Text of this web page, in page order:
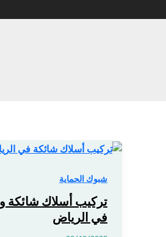
شبوك الحماية
تركيب أسلاك شائكة
في الرياض
تركيب
شائكة
وتحويش
الأراضي
في